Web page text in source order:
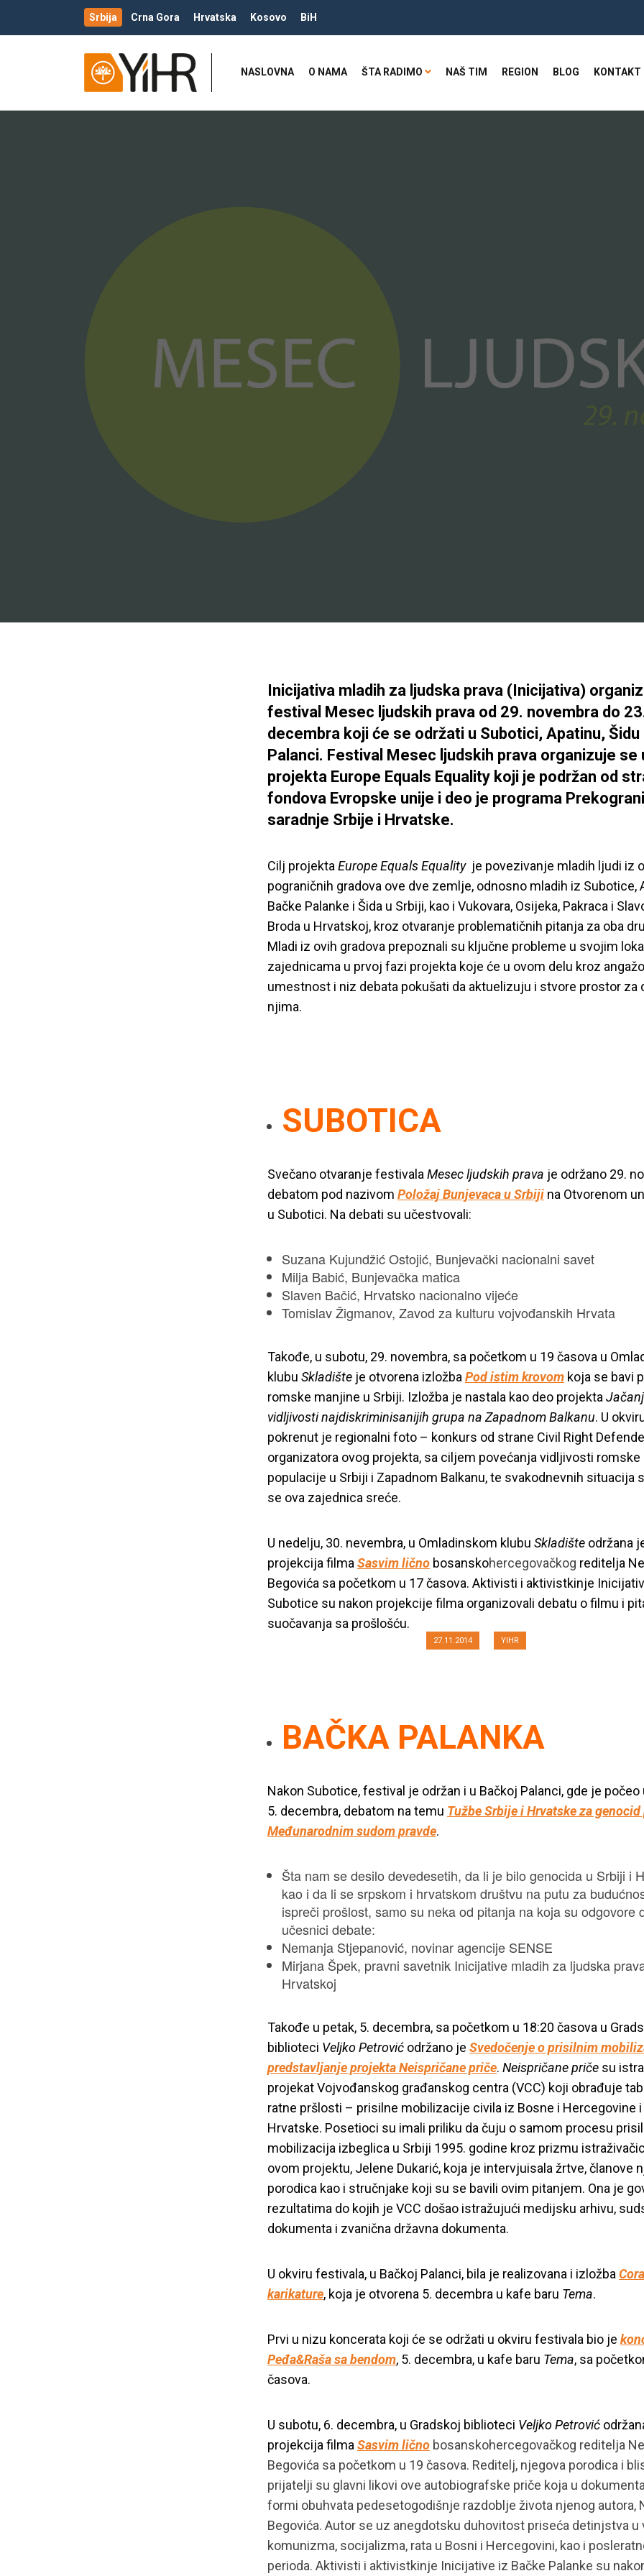
Srbija Crna Gora Hrvatska Kosovo BiH
NASLOVNA O NAMA ŠTA RADIMO NAŠ TIM REGION BLOG KONTAKT
Festival Mesec ljudskih
27.11.2014 YIHR
Inicijativa mladih za ljudska prava (Inicijativa)
festival Mesec ljudskih prava od 29. novembra do
decembra koji će se održati u Subotici, Apatinu, Šidu
Palanci. Festival Mesec ljudskih prava organizuje se
projekta Europe Equals Equality koji je podržan od
fondova Evropske unije i deo je programa
saradnje Srbije i Hrvatske.
Cilj projekta Europe Equals Equalityje povezivanje mladih ljudi iz
pograničnih gradova ove dve zemlje, odnosno mladih iz Subotice,
Bačke Palanke i Šida u Srbiji, kao i Vukovara, Osijeka, Pakraca i
Broda u Hrvatskoj, kroz otvaranje problematičnih pitanja za oba
Mladi iz ovih gradova prepoznali su ključne probleme u svojim
zajednicama u prvoj fazi projekta koje će u ovom delu kroz
umestnost i niz debata pokušati da aktuelizuju i stvore prostor za
njima.
SUBOTICA
Svečano otvaranje festivala Mesec ljudskih prava je održano 29.
debatom pod nazivom Položaj Bunjevaca u Srbiji na Otvorenom
u Subotici. Na debati su učestvovali:
Suzana Kujundžić Ostojić, Bunjevački nacionalni savet
Milja Babić, Bunjevačka matica
Slaven Bačić, Hrvatsko nacionalno vijeće
Tomislav Žigmanov, Zavod za kulturu vojvođanskih Hrvata
Takođe, u subotu, 29. novembra, sa početkom u 19 časova u
klubu Skladište je otvorena izložba Pod istim krovom koja se bavi
romske manjine u Srbiji. Izložba je nastala kao deo projekta
vidljivosti najdiskriminisanijih grupa na Zapadnom Balkanu. U
pokrenut je regionalni foto – konkurs od strane Civil Right
organizatora ovog projekta, sa ciljem povećanja vidljivosti romske
populacije u Srbiji i Zapadnom Balkanu, te svakodnevnih situacija
se ova zajednica sreće.
U nedelju, 30. nevembra, u Omladinskom klubu Skladište održana
projekcija filma Sasvim lično bosanskohercegovačkog reditelja
Begovića sa početkom u 17 časova. Aktivisti i aktivistkinje
Subotice su nakon projekcije filma organizovali debatu o filmu i
suočavanja sa prošlošću.
BAČKA PALANKA
Nakon Subotice, festival je održan i u Bačkoj Palanci, gde je počeo
5. decembra, debatom na temu Tužbe Srbije i Hrvatske za genocid
Međunarodnim sudom pravde.
Šta nam se desilo devedesetih, da li je bilo genocida u Srbiji i
kao i da li se srpskom i hrvatskom društvu na putu za
ispreči prošlost, samo su neka od pitanja na koja su odgovore
učesnici debate:
Nemanja Stjepanović, novinar agencije SENSE
Mirjana Špek, pravni savetnik Inicijative mladih za ljudska
Hrvatskoj
Takođe u petak, 5. decembra, sa početkom u 18:20 časova u
biblioteci Veljko Petrović održano je Svedočenje o prisilnim
predstavljanje projekta Neispričane priče. Neispričane priče su
projekat Vojvođanskog građanskog centra (VCC) koji obrađuje
ratne pršlosti – prisilne mobilizacije civila iz Bosne i Hercegovine i
Hrvatske. Posetioci su imali priliku da čuju o samom procesu
mobilizacija izbeglica u Srbiji 1995. godine kroz prizmu
ovom projektu, Jelene Dukarić, koja je intervjuisala žrtve, članove
porodica kao i stručnjake koji su se bavili ovim pitanjem. Ona je
rezultatima do kojih je VCC došao istražujući medijsku arhivu,
dokumenta i zvanična državna dokumenta.
U okviru festivala, u Bačkoj Palanci, bila je realizovana i izložba
karikature, koja je otvorena 5. decembra u kafe baru Tema.
Prvi u nizu koncerata koji će se održati u okviru festivala bio je
Peđa&Raša sa bendom, 5. decembra, u kafe baru Tema, sa
časova.
U subotu, 6. decembra, u Gradskoj biblioteci Veljko Petrović
projekcija filma Sasvim lično bosanskohercegovačkog reditelja
Begovića sa početkom u 19 časova. Reditelj, njegova porodica i
prijatelji su glavni likovi ove autobiografske priče koja u
formi obuhvata pedesetogodišnje razdoblje života njenog autora,
Begovića. Autor se uz anegdotsku duhovitost priseća detinjstva u
komunizma, socijalizma, rata u Bosni i Hercegovini, kao i
perioda. Aktivisti i aktivistkinje Inicijative iz Bačke Palanke su